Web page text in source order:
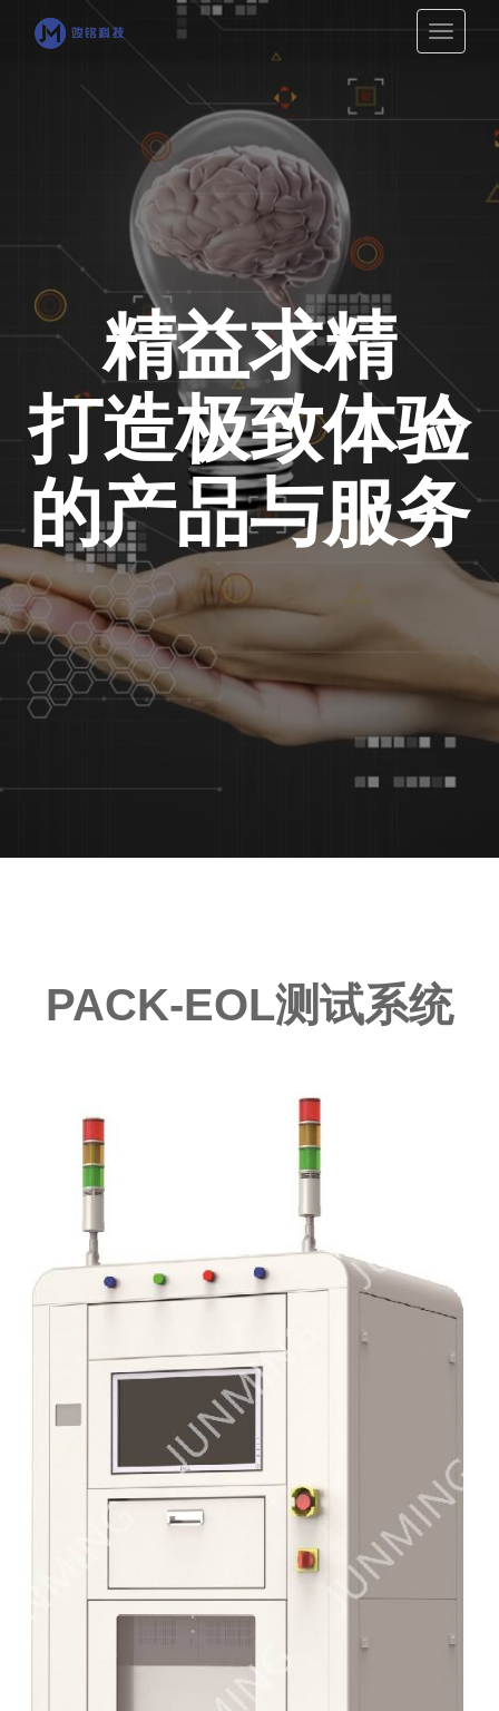
切
航
精益求精
打造极致体验
的产品与服务
PACK-EOL测试系统